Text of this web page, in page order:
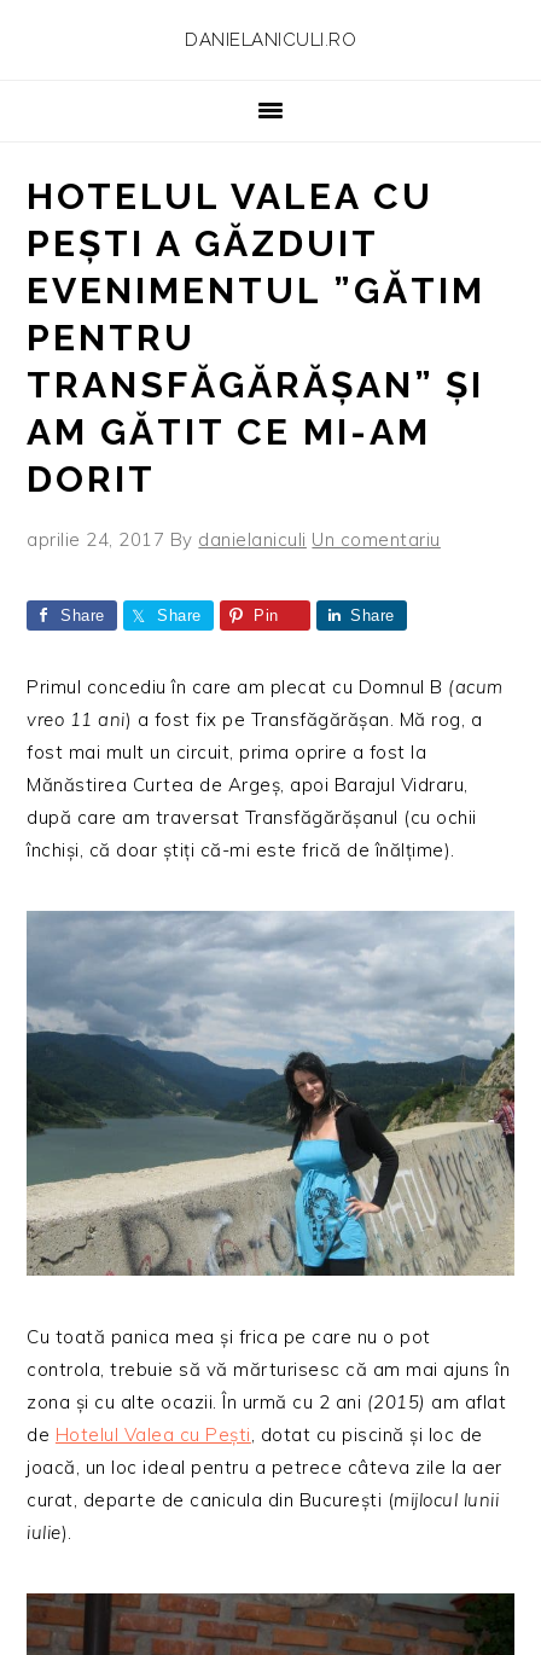
DANIELANICULI.RO
HOTELUL VALEA CU
PEȘTI A GĂZDUIT
EVENIMENTUL ”GĂTIM
PENTRU
TRANSFĂGĂRĂȘAN” ȘI
AM GĂTIT CE MI-AM
DORIT
aprilie 24, 2017 By danielaniculi Un comentariu
Share Share Pin Share
Primul concediu în care am plecat cu Domnul B (acum
vreo 11 ani) a fost fix pe Transfăgărășan. Mă rog, a
fost mai mult un circuit, prima oprire a fost la
Mănăstirea Curtea de Argeș, apoi Barajul Vidraru,
după care am traversat Transfăgărășanul (cu ochii
închiși, că doar știți că-mi este frică de înălțime).
Cu toată panica mea și frica pe care nu o pot
controla, trebuie să vă mărturisesc că am mai ajuns în
zona și cu alte ocazii. În urmă cu 2 ani (2015) am aflat
de Hotelul Valea cu Pești, dotat cu piscină și loc de
joacă, un loc ideal pentru a petrece câteva zile la aer
curat, departe de canicula din București (mijlocul lunii
iulie).